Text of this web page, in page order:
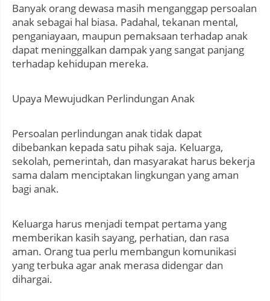
Banyak orang dewasa masih menganggap persoalan
anak sebagai hal biasa. Padahal, tekanan mental,
penganiayaan, maupun pemaksaan terhadap anak
dapat meninggalkan dampak yang sangat panjang
terhadap kehidupan mereka.
Upaya Mewujudkan Perlindungan Anak
Persoalan perlindungan anak tidak dapat
dibebankan kepada satu pihak saja. Keluarga,
sekolah, pemerintah, dan masyarakat harus bekerja
sama dalam menciptakan lingkungan yang aman
bagi anak.
Keluarga harus menjadi tempat pertama yang
memberikan kasih sayang, perhatian, dan rasa
aman. Orang tua perlu membangun komunikasi
yang terbuka agar anak merasa didengar dan
dihargai.